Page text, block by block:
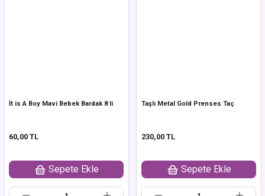
İt is A Boy Mavi Bebek Bardak 8 li
60,00 TL
Sepete Ekle
Taşlı Metal Gold Prenses Taç
230,00 TL
Sepete Ekle